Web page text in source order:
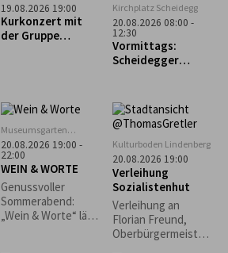
19.08.2026 19:00
Kurkonzert mit
der Gruppe
Kirchplatz Scheidegg
20.08.2026 08:00 -
12:30
Vormittags:
Scheidegger
Museumsgarten
Oberreute
20.08.2026 19:00 -
22:00
WEIN & WORTE
Genussvoller
Sommerabend:
„Wein & Worte“ lädt
Kulturboden Lindenberg
20.08.2026 19:00
Verleihung
Sozialistenhut
Verleihung an
Florian Freund,
Oberbürgermeister